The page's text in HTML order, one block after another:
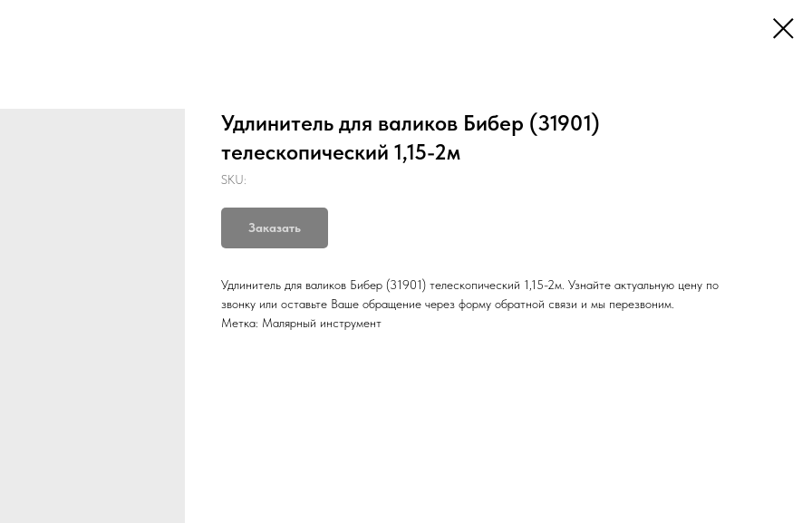
Удлинитель для валиков Бибер (31901)
телескопический 1,15-2м
SKU:
Заказать
Удлинитель для валиков Бибер (31901) телескопический 1,15-2м. Узнайте актуальную цену по
звонку или оставьте Ваше обращение через форму обратной связи и мы перезвоним.
Метка: Малярный инструмент